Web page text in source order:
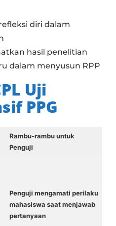
diri dalam
hasil penelitian
dalam menyusun RPP
Uji
PPG
Rambu-rambu untuk
Penguji
Penguji mengamati perilaku
mahasiswa saat menjawab
pertanyaan